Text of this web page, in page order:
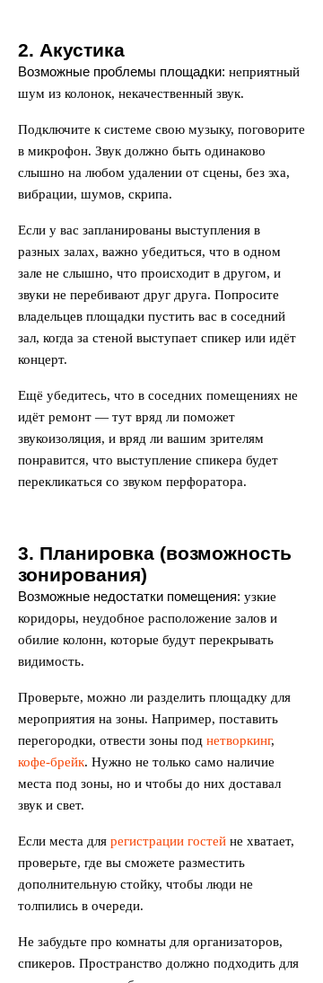
2. Акустика
Возможные проблемы площадки: неприятный
шум из колонок, некачественный звук.
Подключите к системе свою музыку, поговорите
в микрофон. Звук должно быть одинаково
слышно на любом удалении от сцены, без эха,
вибрации, шумов, скрипа.
Если у вас запланированы выступления в
разных залах, важно убедиться, что в одном
зале не слышно, что происходит в другом, и
звуки не перебивают друг друга. Попросите
владельцев площадки пустить вас в соседний
зал, когда за стеной выступает спикер или идёт
концерт.
Ещё убедитесь, что в соседних помещениях не
идёт ремонт — тут вряд ли поможет
звукоизоляция, и вряд ли вашим зрителям
понравится, что выступление спикера будет
перекликаться со звуком перфоратора.
3. Планировка (возможность
зонирования)
Возможные недостатки помещения: узкие
коридоры, неудобное расположение залов и
обилие колонн, которые будут перекрывать
видимость.
Проверьте, можно ли разделить площадку для
мероприятия на зоны. Например, поставить
перегородки, отвести зоны под нетворкинг,
кофе-брейк. Нужно не только само наличие
места под зоны, но и чтобы до них доставал
звук и свет.
Если места для регистрации гостей не хватает,
проверьте, где вы сможете разместить
дополнительную стойку, чтобы люди не
толпились в очереди.
Не забудьте про комнаты для организаторов,
спикеров. Пространство должно подходить для